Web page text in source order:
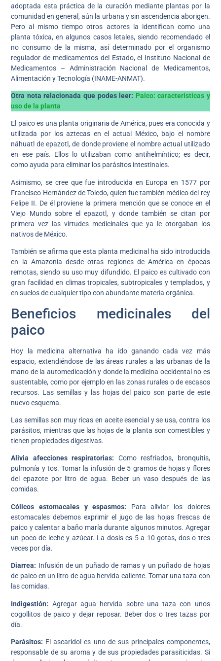
adoptada esta práctica de la curación mediante plantas por la
comunidad en general, aún la urbana y sin ascendencia aborigen.
Pero al mismo tiempo otros actores la identifican como una
planta tóxica, en algunos casos letales, siendo recomendado el
no consumo de la misma, así determinado por el organismo
regulador de medicamentos del Estado, el Instituto Nacional de
Medicamentos – Administración Nacional de Medicamentos,
Alimentación y Tecnología (INAME-ANMAT).
Otra nota relacionada que podes leer: Paico: características y
uso de la planta
El paico es una planta originaria de América, pues era conocida y
utilizada por los aztecas en el actual México, bajo el nombre
náhuatl de epazotl, de donde proviene el nombre actual utilizado
en ese país. Ellos lo utilizaban como antihelmíntico; es decir,
como ayuda para eliminar los parásitos intestinales.
Asimismo, se cree que fue introducida en Europa en 1577 por
Francisco Hernández de Toledo, quien fue también médico del rey
Felipe II. De él proviene la primera mención que se conoce en el
Viejo Mundo sobre el epazotl, y donde también se citan por
primera vez las virtudes medicinales que ya le otorgaban los
nativos de México.
También se afirma que esta planta medicinal ha sido introducida
en la Amazonía desde otras regiones de América en épocas
remotas, siendo su uso muy difundido. El paico es cultivado con
gran facilidad en climas tropicales, subtropicales y templados, y
en suelos de cualquier tipo con abundante materia orgánica.
Beneficios medicinales del
paico
Hoy la medicina alternativa ha ido ganando cada vez más
espacio, extendiéndose de las áreas rurales a las urbanas de la
mano de la automedicación y donde la medicina occidental no es
sustentable, como por ejemplo en las zonas rurales o de escasos
recursos. Las semillas y las hojas del paico son parte de este
nuevo esquema.
Las semillas son muy ricas en aceite esencial y se usa, contra los
parásitos, mientras que las hojas de la planta son comestibles y
tienen propiedades digestivas.
Alivia afecciones respiratorias: Como resfriados, bronquitis,
pulmonía y tos. Tomar la infusión de 5 gramos de hojas y flores
del epazote por litro de agua. Beber un vaso después de las
comidas.
Cólicos estomacales y espasmos: Para aliviar los dolores
estomacales debemos exprimir el jugo de las hojas frescas de
paico y calentar a baño maría durante algunos minutos. Agregar
un poco de leche y azúcar. La dosis es 5 a 10 gotas, dos o tres
veces por día.
Diarrea: Infusión de un puñado de ramas y un puñado de hojas
de paico en un litro de agua hervida caliente. Tomar una taza con
las comidas.
Indigestión: Agregar agua hervida sobre una taza con unos
cogollitos de paico y dejar reposar. Beber dos o tres tazas por
día.
Parásitos: El ascaridol es uno de sus principales componentes,
responsable de su aroma y de sus propiedades parasiticidas. Si